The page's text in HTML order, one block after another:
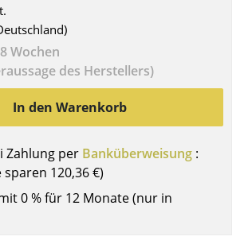
Tische
Wochen
des Herstellers)
In den Warenkorb
Zahlung per Banküberweisung :
sparen 120,36 €)
0 % für 12 Monate (nur in